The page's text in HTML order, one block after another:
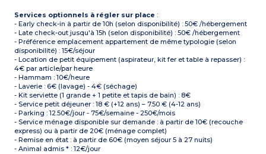
Services optionnels à régler sur place :
- Early check-in à partir de 10h (selon disponibilité) : 50€ /hébergement
- Late check-out jusqu'à 15h (selon disponibilité) : 50€ /hébergement
- Préférence emplacement appartement de même typologie (selon
disponibilité) : 15€/séjour
- Location de petit équipement (aspirateur, kit fer et table à repasser) :
4€ par article/par heure
- Hammam : 10€/heure
- Laverie : 6€ (lavage) - 4€ (séchage)
- Kit serviette (1 grande + 1 petite et tapis de bain) : 8€
- Service petit déjeuner : 18 € (+12 ans) – 7.50 € (4-12 ans)
- Parking : 12.50€/jour - 75€/semaine - 250€/mois
- Service ménage disponible sur demande : à partir de 10€ (recouche
express) ou à partir de 20€ (ménage complet)
- Remise en état : à partir de 60€ (moyen séjour 5 à 27 nuits)
- Animal admis * : 12€/jour